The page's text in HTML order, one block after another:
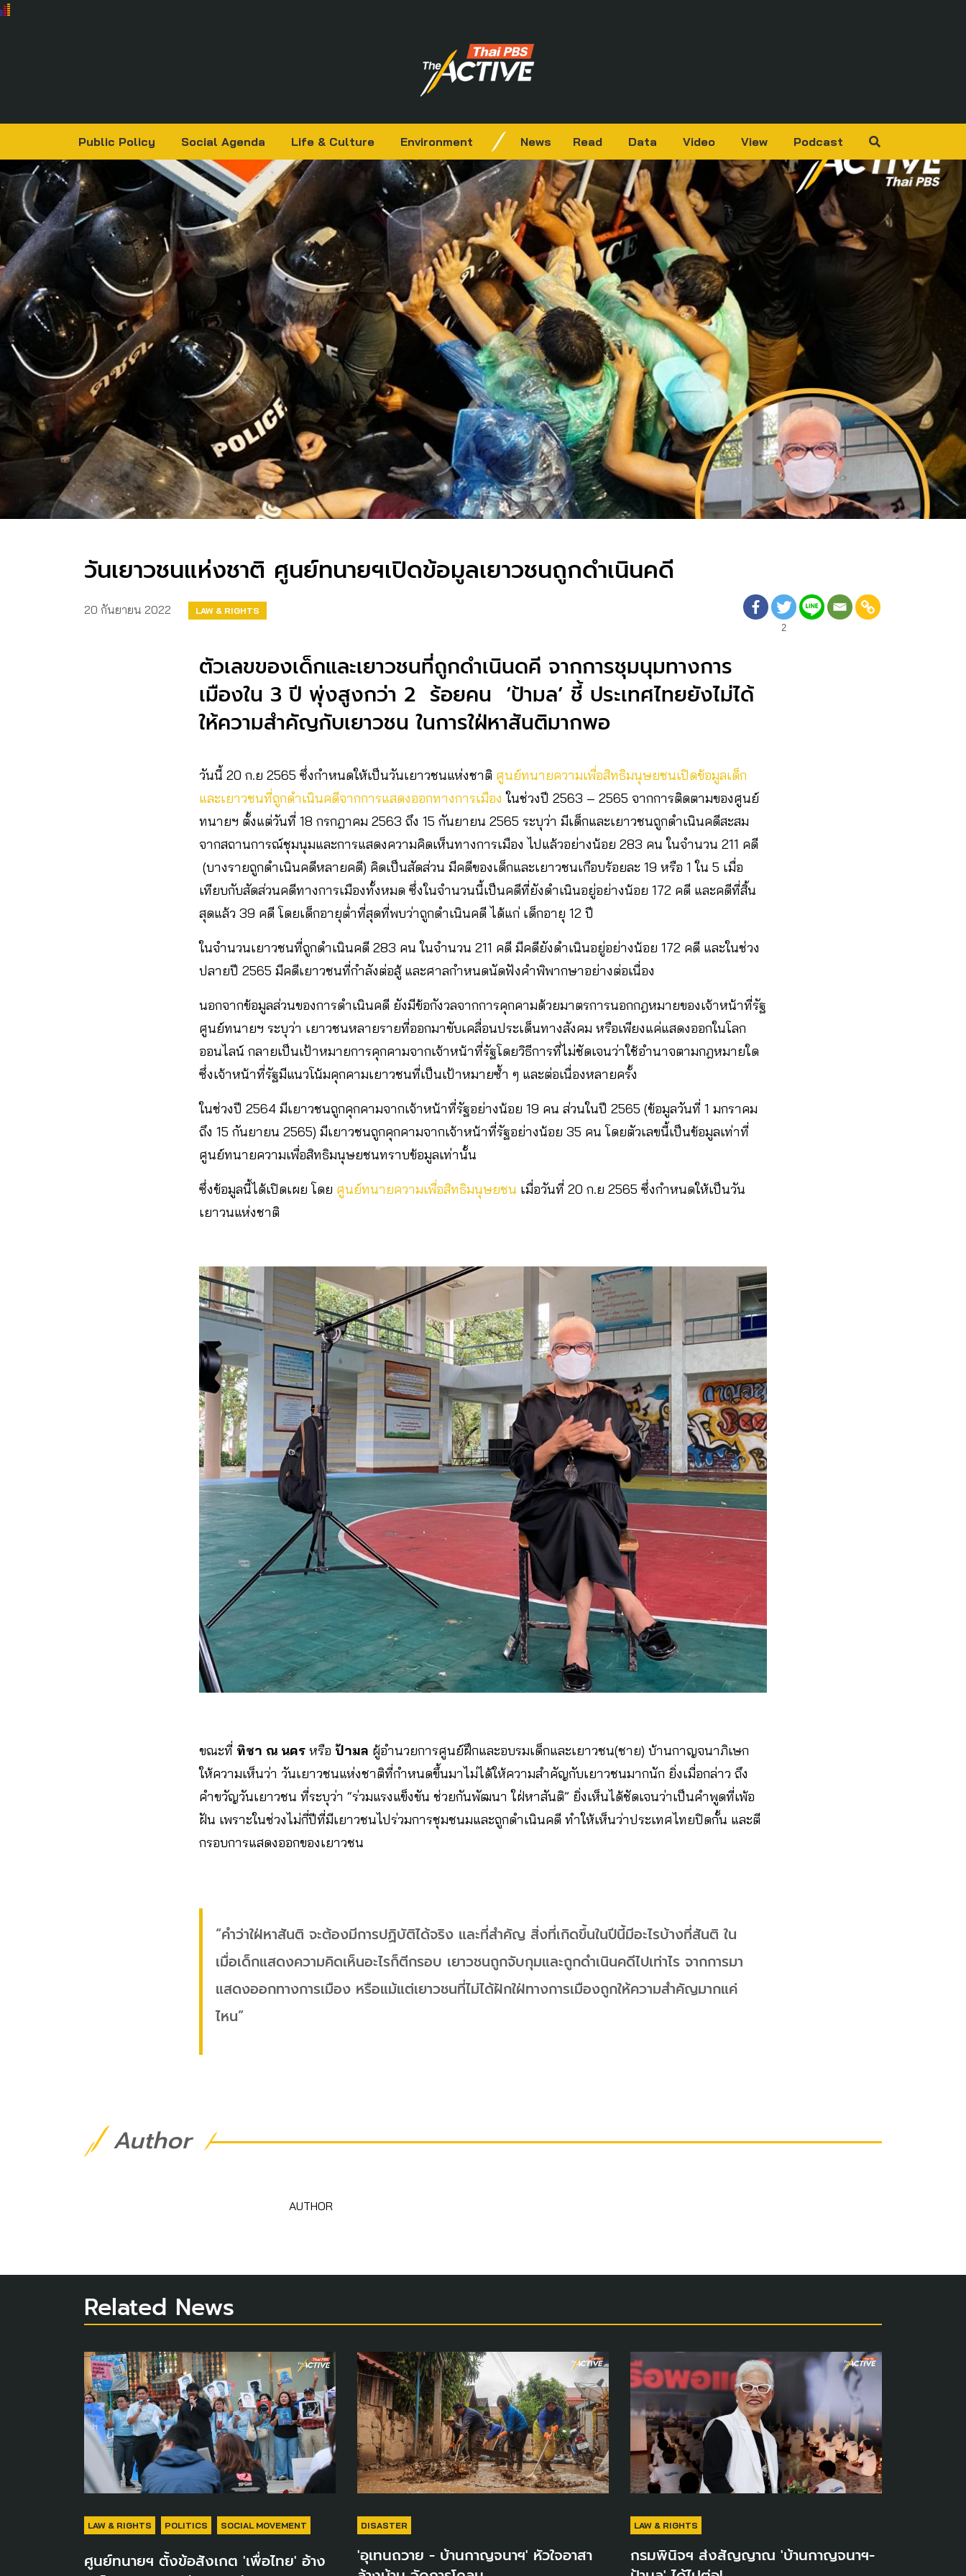
Public Policy Social Agenda Life & Culture Environment News Read Data Video View Podcast
วันเยาวชนแห่งชาติ ศูนย์ทนายฯเปิดข้อมูลเยาวชนถูกดำเนินคดี
20 กันยายน 2022
LAW & RIGHTS
2
ตัวเลขของเด็กและเยาวชนที่ถูกดำเนินดคี จากการชุมนุมทางการ
เมืองใน 3 ปี พุ่งสูงกว่า 2 ร้อยคน ‘ป้ามล’ ชี้ ประเทศไทยยังไม่ได้
ให้ความสำคัญกับเยาวชน ในการใฝ่หาสันติมากพอ
วันนี้ 20 ก.ย 2565 ซึ่งกำหนดให้เป็นวันเยาวชนแห่งชาติ ศูนย์ทนายความเพื่อสิทธิมนุษยชนเปิดข้อมูลเด็ก
และเยาวชนที่ถูกดำเนินคดีจากการแสดงออกทางการเมืองในช่วงปี 2563 – 2565 จากการติดตามของศูนย์
ทนายฯ ตั้งแต่วันที่ 18 กรกฎาคม 2563 ถึง 15 กันยายน 2565 ระบุว่า มีเด็กและเยาวชนถูกดำเนินคดีสะสม
จากสถานการณ์ชุมนุมและการแสดงความคิดเห็นทางการเมือง ไปแล้วอย่างน้อย 283 คน ในจำนวน 211 คดี
(บางรายถูกดำเนินคดีหลายคดี) คิดเป็นสัดส่วน มีคดีของเด็กและเยาวชนเกือบร้อยละ 19 หรือ 1 ใน 5 เมื่อ
เทียบกับสัดส่วนคดีทางการเมืองทั้งหมด ซึ่งในจำนวนนี้เป็นคดีที่ยังดำเนินอยู่อย่างน้อย 172 คดี และคดีที่สิ้น
สุดแล้ว 39 คดี โดยเด็กอายุต่ำที่สุดที่พบว่าถูกดำเนินคดี ได้แก่ เด็กอายุ 12 ปี
ในจำนวนเยาวชนที่ถูกดำเนินคดี 283 คน ในจำนวน 211 คดี มีคดียังดำเนินอยู่อย่างน้อย 172 คดี และในช่วง
ปลายปี 2565 มีคดีเยาวชนที่กำลังต่อสู้ และศาลกำหนดนัดฟังคำพิพากษาอย่างต่อเนื่อง
นอกจากข้อมูลส่วนของการดำเนินคดี ยังมีข้อกังวลจากการคุกคามด้วยมาตรการนอกกฎหมายของเจ้าหน้าที่รัฐ
ศูนย์ทนายฯ ระบุว่า เยาวชนหลายรายที่ออกมาขับเคลื่อนประเด็นทางสังคม หรือเพียงแค่แสดงออกในโลก
ออนไลน์ กลายเป็นเป้าหมายการคุกคามจากเจ้าหน้าที่รัฐโดยวิธีการที่ไม่ชัดเจนว่าใช้อำนาจตามกฎหมายใด
ซึ่งเจ้าหน้าที่รัฐมีแนวโน้มคุกคามเยาวชนที่เป็นเป้าหมายซ้ำ ๆ และต่อเนื่องหลายครั้ง
ในช่วงปี 2564 มีเยาวชนถูกคุกคามจากเจ้าหน้าที่รัฐอย่างน้อย 19 คน ส่วนในปี 2565 (ข้อมูลวันที่ 1 มกราคม
ถึง 15 กันยายน 2565) มีเยาวชนถูกคุกคามจากเจ้าหน้าที่รัฐอย่างน้อย 35 คน โดยตัวเลขนี้เป็นข้อมูลเท่าที่
ศูนย์ทนายความเพื่อสิทธิมนุษยชนทราบข้อมูลเท่านั้น
ซึ่งข้อมูลนี้ได้เปิดเผย โดย ศูนย์ทนายความเพื่อสิทธิมนุษยชน เมื่อวันที่ 20 ก.ย 2565 ซึ่งกำหนดให้เป็นวัน
เยาวนแห่งชาติ
ขณะที่ ทิชา ณ นคร หรือ ป้ามล ผู้อำนวยการศูนย์ฝึกและอบรมเด็กและเยาวชน(ชาย) บ้านกาญจนาภิเษก
ให้ความเห็นว่า วันเยาวชนแห่งชาติที่กำหนดขึ้นมาไม่ได้ให้ความสำคัญกับเยาวชนมากนัก ยิ่งเมื่อกล่าว ถึง
คำขวัญวันเยาวชน ที่ระบุว่า “ร่วมแรงแข็งขัน ช่วยกันพัฒนา ใฝ่หาสันติ” ยิ่งเห็นได้ชัดเจนว่าเป็นคำพูดที่เพ้อ
ฝัน เพราะในช่วงไม่กี่ปีที่มีเยาวชนไปร่วมการชุมชนมและถูกดำเนินคดี ทำให้เห็นว่าประเทศไทยปิดกั้น และตี
กรอบการแสดงออกของเยาวชน
“คำว่าใฝ่หาสันติ จะต้องมีการปฏิบัติได้จริง และที่สำคัญ สิ่งที่เกิดขึ้นในปีนี้มีอะไรบ้างที่สันติ ใน
เมื่อเด็กแสดงความคิดเห็นอะไรก็ตีกรอบ เยาวชนถูกจับกุมและถูกดำเนินคดีไปเท่าไร จากการมา
แสดงออกทางการเมือง หรือแม้แต่เยาวชนที่ไม่ได้ฝักใฝ่ทางการเมืองถูกให้ความสำคัญมากแค่
ไหน”
Author
AUTHOR
Related News
LAW & RIGHTS POLITICS SOCIAL MOVEMENT
ศูนย์ทนายฯ ตั้งข้อสังเกต 'เพื่อไทย' อ้าง
DISASTER
'อุเทนถวาย - บ้านกาญจนาฯ' หัวใจอาสา
LAW & RIGHTS
กรมพินิจฯ ส่งสัญญาณ 'บ้านกาญจนาฯ-